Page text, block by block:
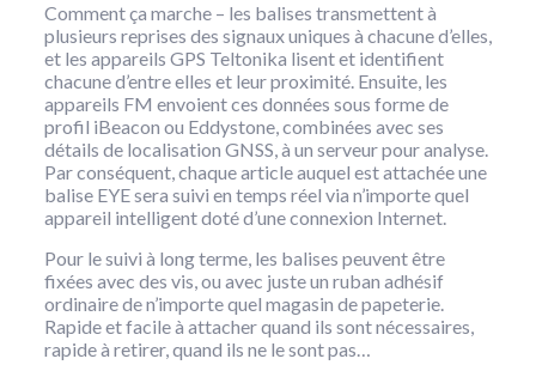
Comment ça marche – les balises transmettent à
plusieurs reprises des signaux uniques à chacune d’elles,
et les appareils GPS Teltonika lisent et identifient
chacune d’entre elles et leur proximité. Ensuite, les
appareils FM envoient ces données sous forme de
profil iBeacon ou Eddystone, combinées avec ses
détails de localisation GNSS, à un serveur pour analyse.
Par conséquent, chaque article auquel est attachée une
balise EYE sera suivi en temps réel via n’importe quel
appareil intelligent doté d’une connexion Internet.
Pour le suivi à long terme, les balises peuvent être
fixées avec des vis, ou avec juste un ruban adhésif
ordinaire de n’importe quel magasin de papeterie.
Rapide et facile à attacher quand ils sont nécessaires,
rapide à retirer, quand ils ne le sont pas…